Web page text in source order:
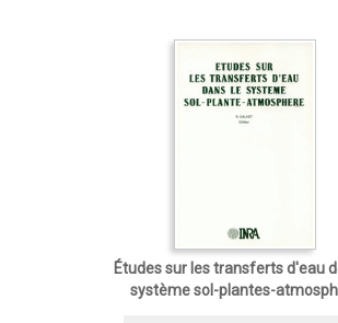
Études sur les transferts d'eau
système sol-plantes-